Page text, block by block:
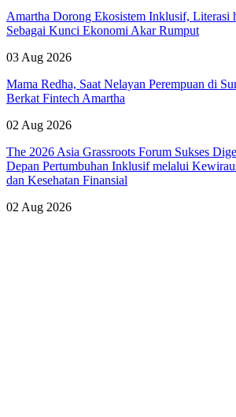
Amartha Dorong Ekosistem Inklusif, Literasi
Sebagai Kunci Ekonomi Akar Rumput
03 Aug 2026
Mama Redha, Saat Nelayan Perempuan di
Berkat Fintech Amartha
02 Aug 2026
The 2026 Asia Grassroots Forum Sukses
Depan Pertumbuhan Inklusif melalui
dan Kesehatan Finansial
02 Aug 2026